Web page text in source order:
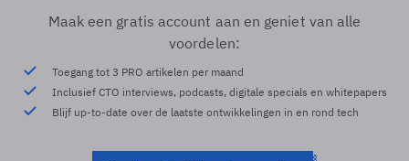
Maak een gratis account aan en geniet van alle
voordelen:
Toegang tot 3 PRO artikelen per maand
Inclusief CTO interviews, podcasts, digitale specials en whitepapers
Blijf up-to-date over de laatste ontwikkelingen in en rond tech